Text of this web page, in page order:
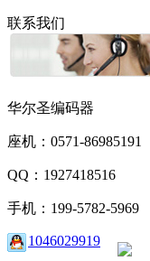
联系我们
华尔圣编码器
座机：0571-86985191
QQ：1927418516
手机：199-5782-5969
1046029919